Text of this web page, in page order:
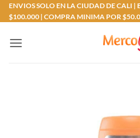
Saltar
al
ENVIOS SOLO EN LA CIUDAD DE CALI |
$100.000 | COMPRA MINIMA POR